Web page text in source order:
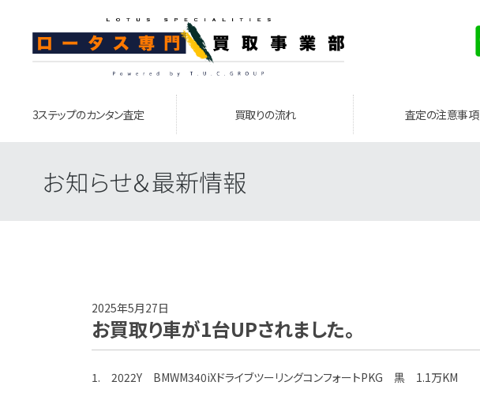
3ステップのカンタン査定 買取りの流れ 査定の注意事項
お知らせ＆最新情報
2025年5月27日
お買取り車が1台UPされました。
1. 2022Y BMWM340iXドライブツーリングコンフォートPKG 黒 1.1万KM